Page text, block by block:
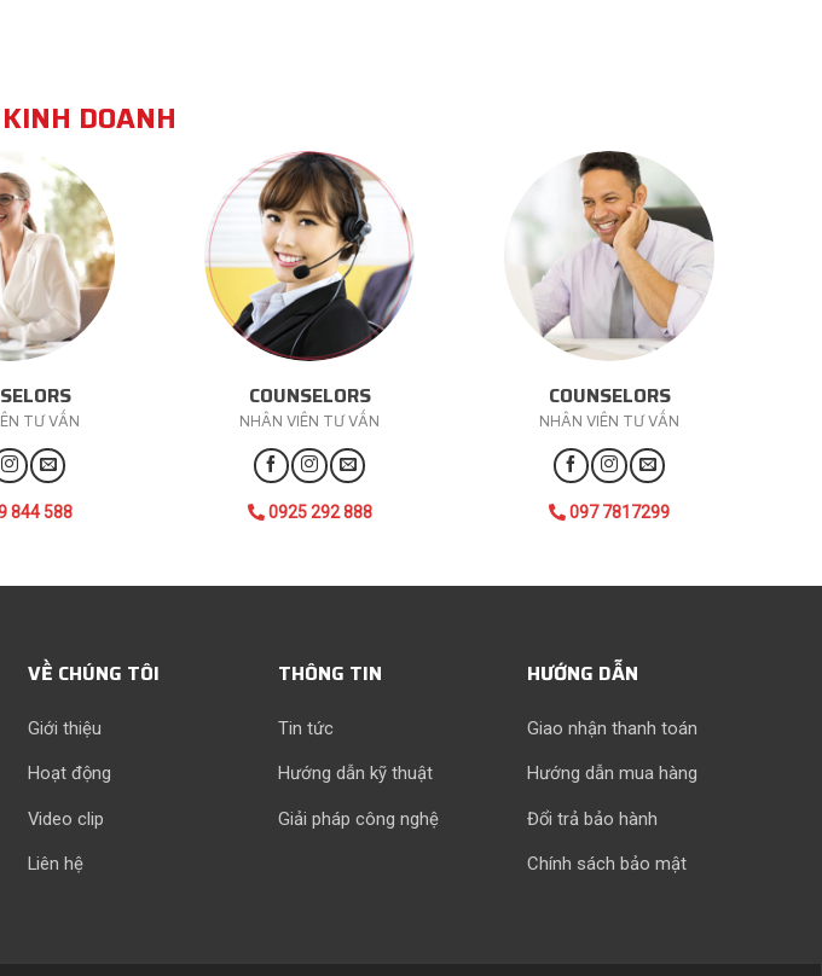
DOANH
TƯ VẤN
844 588
COUNSELORS
NHÂN VIÊN TƯ VẤN
0925 292 888
COUNSELORS
NHÂN VIÊN TƯ VẤN
097 7817299
VỀ CHÚNG TÔI
Giới thiệu
Hoạt động
Video clip
Liên hệ
THÔNG TIN
Tin tức
Hướng dẫn kỹ thuật
Giải pháp công nghệ
HƯỚNG DẪN
Giao nhận thanh toán
Hướng dẫn mua hàng
Đổi trả bảo hành
Chính sách bảo mật